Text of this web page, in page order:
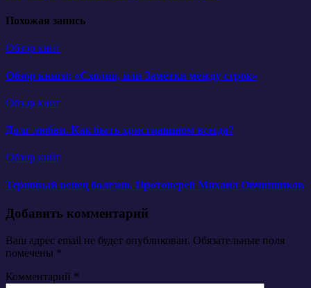
Похожая запись
Обзор книг
Обзор книги: «Схолии, или Заметки между строк»
Обзор книг
Долг любви. Как быть христианином всегда?
Обзор книг
Терновый венец болезни. Протоиерей Михаил Овчинников
Добавить комментарий
Ваш адрес email не будет опубликован. Обязательные поля
помечены *
Комментарий *